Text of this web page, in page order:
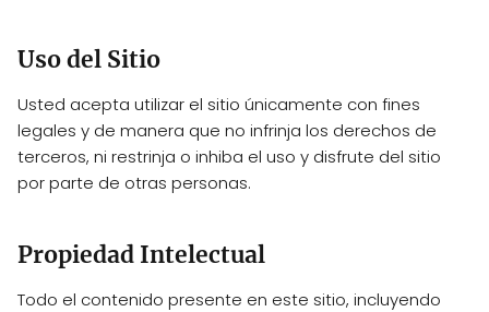
Uso del Sitio
Usted acepta utilizar el sitio únicamente con fines
legales y de manera que no infrinja los derechos de
terceros, ni restrinja o inhiba el uso y disfrute del sitio
por parte de otras personas.
Propiedad Intelectual
Todo el contenido presente en este sitio, incluyendo